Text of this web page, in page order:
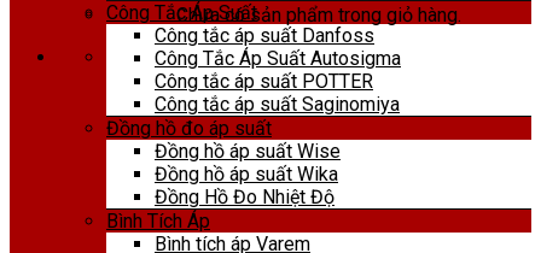
Chưa có sản phẩm trong giỏ hàng.
Công Tắc Áp Suất
Công tắc áp suất Danfoss
Công Tắc Áp Suất Autosigma
Công tắc áp suất POTTER
Công tắc áp suất Saginomiya
Đồng hồ đo áp suất
Đồng hồ áp suất Wise
Đồng hồ áp suất Wika
Đồng Hồ Đo Nhiệt Độ
Bình Tích Áp
Bình tích áp Varem